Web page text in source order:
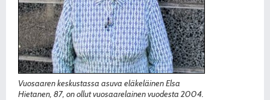
Vuosaaren keskustassa asuva eläkeläinen Elsa
Hietanen, 87, on ollut vuosaarelainen vuodesta 2004.